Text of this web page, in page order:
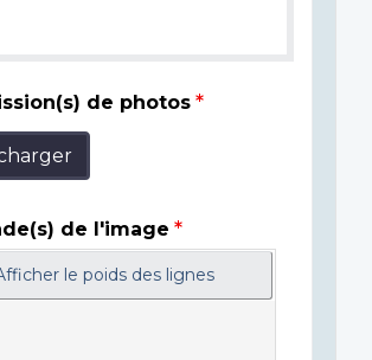
de photos
de l'image
le poids des lignes